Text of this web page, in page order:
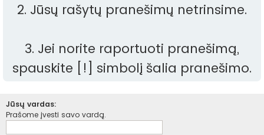
2. Jūsų rašytų pranešimų netrinsime.
3. Jei norite raportuoti pranešimą,
spauskite [!] simbolį šalia pranešimo.
Jūsų vardas:
Prašome įvesti savo vardą.